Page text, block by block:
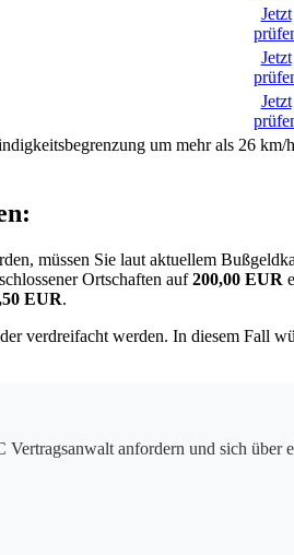
Jetzt
Jetzt
Jetzt
um mehr als 26 km/
müssen Sie laut aktuellem
Ortschaften auf200,00 EUR
EUR.
verdreifacht werden. In diesem Fall
anfordern und sich